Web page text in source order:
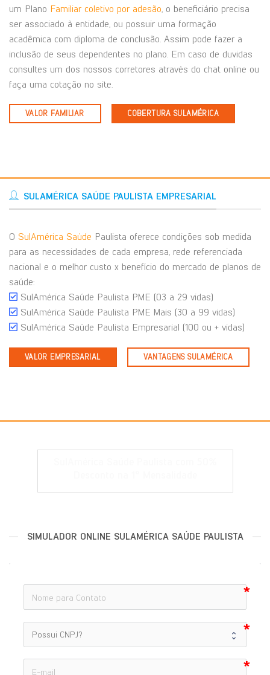
um Plano Familiar coletivo por adesão , o beneficiário precisa
ser associado à entidade, ou possuir uma formação
acadêmica com diploma de conclusão. Assim pode fazer a
inclusão de seus dependentes no plano. Em caso de duvidas
consultes um dos nossos corretores através do chat online ou
faça uma cotação no site.
VALOR FAMILIAR COBERTURA SULAMÉRICA
SULAMÉRICA SAÚDE PAULISTA EMPRESARIAL
O SulAmérica Saúde Paulista oferece condições sob medida
para as necessidades de cada empresa, rede referenciada
nacional e o melhor custo x benefício do mercado de planos de
saúde:
SulAmérica Saúde Paulista PME (03 a 29 vidas)
SulAmérica Saúde Paulista PME Mais (30 a 99 vidas)
SulAmérica Saúde Paulista Empresarial (100 ou + vidas)
VALOR EMPRESARIAL VANTAGENS SULAMÉRICA
SIMULADOR ONLINE SULAMÉRICA SAÚDE PAULISTA